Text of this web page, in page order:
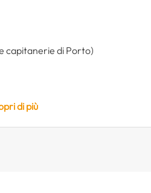
capitanerie di Porto)
di più